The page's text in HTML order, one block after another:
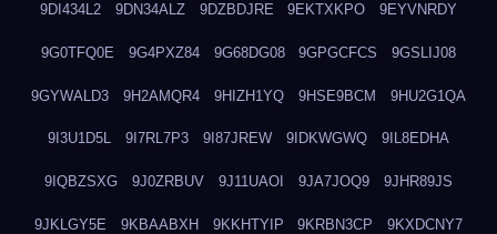
9DI434L2 9DN34ALZ 9DZBDJRE 9EKTXKPO 9EYVNRDY
9G0TFQ0E 9G4PXZ84 9G68DG08 9GPGCFCS 9GSLIJ08
9GYWALD3 9H2AMQR4 9HIZH1YQ 9HSE9BCM 9HU2G1QA
9I3U1D5L 9I7RL7P3 9I87JREW 9IDKWGWQ 9IL8EDHA
9IQBZSXG 9J0ZRBUV 9J11UAOI 9JA7JOQ9 9JHR89JS
9JKLGY5E 9KBAABXH 9KKHTYIP 9KRBN3CP 9KXDCNY7